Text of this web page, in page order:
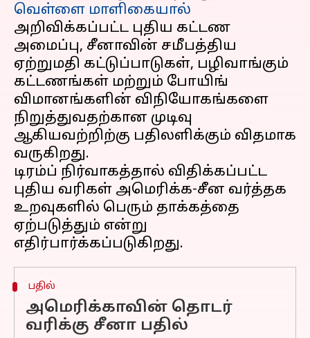
வெள்ளை மாளிகையால்
அறிவிக்கப்பட்ட புதிய கட்டண
அமைப்பு, சீனாவின் சமீபத்திய
ஏற்றுமதி கட்டுப்பாடுகள், பழிவாங்கும்
கட்டணங்கள் மற்றும் போயிங்
விமானங்களின் விநியோகங்களை
நிறுத்துவதற்கான முடிவு
ஆகியவற்றிற்கு பதிலளிக்கும் விதமாக
வருகிறது.
டிரம்ப் நிர்வாகத்தால் விதிக்கப்பட்ட
புதிய வரிகள் அமெரிக்க-சீன வர்த்தக
உறவுகளில் பெரும் தாக்கத்தை
ஏற்படுத்தும் என்று
பதில்
அமெரிக்காவின் தொடர்
வரிக்கு சீனா பதில்